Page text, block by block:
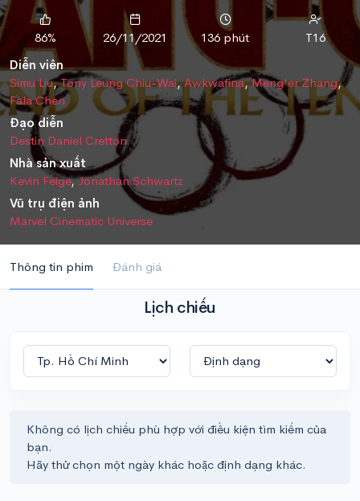
86% 26/11/2021 136 phút
T16
Diễn viên
Simu Liu,Tony Leung Chiu-Wai,Awkwafina,Meng'er Zhang,
Fala Chen
Đạo diễn
Destin Daniel Cretton
Nhà sản xuất
Kevin Feige,Jonathan Schwartz
Vũ trụ điện ảnh
Marvel Cinematic Universe
Thông tin phim Đánh giá
Lịch chiếu
Không có lịch chiếu phù hợp với điều kiện tìm kiếm của
bạn.
Hãy thử chọn một ngày khác hoặc định dạng khác.